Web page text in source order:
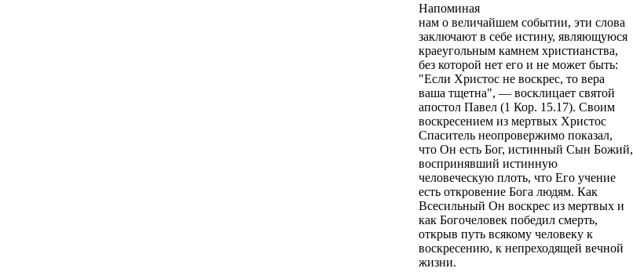
Напоминая
нам о величайшем событии, эти слова
заключают в себе истину, являющуюся
краеугольным камнем христианства,
без которой нет его и не может быть:
"Если Христос не воскрес, то вера
ваша тщетна", — восклицает святой
апостол Павел (1 Кор. 15.17). Своим
воскресением из мертвых Христос
Спаситель неопровержимо показал,
что Он есть Бог, истинный Сын Божий,
воспринявший истинную
человеческую плоть, что Его учение
есть откровение Бога людям. Как
Всесильный Он воскрес из мертвых и
как Богочеловек победил смерть,
открыв путь всякому человеку к
воскресению, к непреходящей вечной
жизни.